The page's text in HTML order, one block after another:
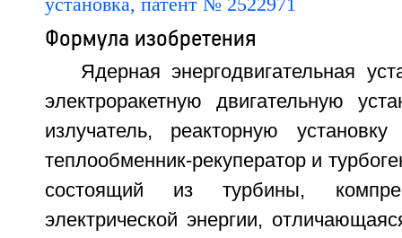
Формула изобретения
Ядерная энергодвигательная
электроракетную двигательную
излучатель, реакторную
теплообменник-рекуператор и
состоящий из турбины,
электрической энергии,